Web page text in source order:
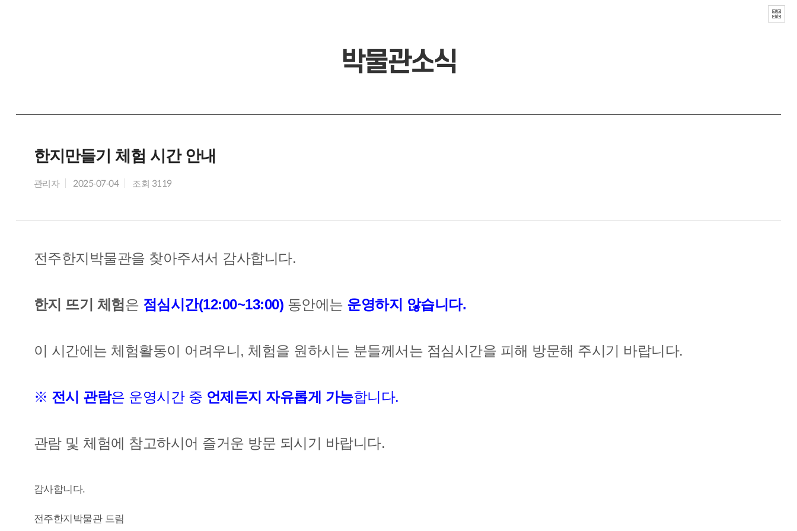
박물관소식
한지만들기 체험 시간 안내
관리자 2025-07-04 조회 3119
전주한지박물관을 찾아주셔서 감사합니다.
한지 뜨기 체험은 점심시간(12:00~13:00) 동안에는 운영하지 않습니다.
이 시간에는 체험활동이 어려우니, 체험을 원하시는 분들께서는 점심시간을 피해 방문해 주시기 바랍니다.
※ 전시 관람은 운영시간 중 언제든지 자유롭게 가능합니다.
관람 및 체험에 참고하시어 즐거운 방문 되시기 바랍니다.
감사합니다.
전주한지박물관 드림